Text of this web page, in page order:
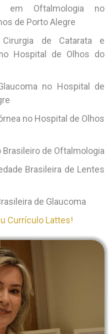
em Oftalmologia no
de Porto Alegre
de Catarata e
Hospital de Olhos do
no Hospital de
no Hospital de Olhos
de Oftalmologia
Brasileira de Lentes
de Glaucoma
Currículo Lattes!